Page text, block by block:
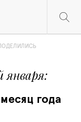
января
года